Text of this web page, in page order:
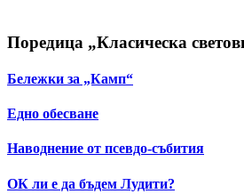
Поредица „Класическа
Бележки за „Камп“
Едно обесване
Наводнение от псевдо-събития
ОК ли е да бъдем Лудити?